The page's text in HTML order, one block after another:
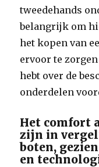
tweedehands
belangrijk om
het kopen van
ervoor te
hebt over de
onderdelen
Het comfort
zijn in
boten,
en